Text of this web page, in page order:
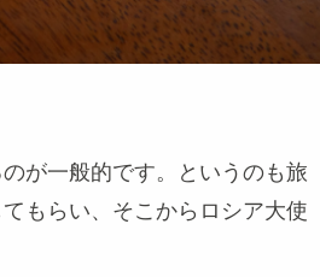
が一般的です。というのも旅
もらい、そこからロシア大使